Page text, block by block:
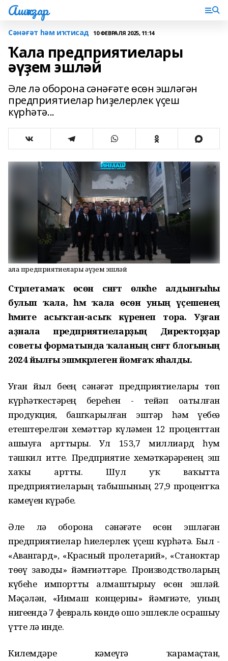
Ашҡаҙар
Сәнәғәт һәм иҡтисад 10 ФЕВРАЛЯ 2025, 11:14
Ҡала предприятиелары
әүҙем эшләй
Әле лә оборона сәнәғәте өсөн эшләгән
предприятиелар һиҙелерлек үҫеш
күрһәтә...
Ҡала предприятиелары әүҙем эшләй
Стәрлетамаҡ өсөн сәнәғәт өлкәһе алдынғыһы
булып ҡала, һәм ҡала өсөн уның үҫешенең
әһәмиәте асыҡтан-асыҡ күренеп тора. Уҙған
аҙнала предприятиеларҙың Директорҙар
советы форматында ҡаланың сәнәғәт блогының
2024 йылғы эшмәкәрлегенә йомғаҡ яһалды.
Уҙған йыл беҙҙең сәнәғәт предприятиелары төп
күрһәткестәрҙең береһен - тейәп оҙатылған
продукция, башҡарылған эштәр һәм үҙебеҙҙә
етештерелгән хеҙмәттәр күләмен 12 проценттан
ашыуға арттырҙы. Ул 153,7 миллиард һум
тәшкил итте. Предприятие хеҙмәткәрҙәренең эш
хаҡы артты. Шул уҡ ваҡытта
предприятиеларҙың табышының 27,9 процентҡа
кәмеүен күрәбеҙ.
Әле лә оборона сәнәғәте өсөн эшләгән
предприятиелар һиҙелерлек үҫеш күрһәтә. Был -
«Авангард», «Красный пролетарий», «Станоктар
төҙөү заводы» йәмғиәттәре. Производстволарҙың
күбеһе импортты алмаштырыу өсөн эшләй.
Мәҫәлән, «Инмаш концерны» йәмғиәте, уның
нигеҙендә 7 февраль көндө ошо эшлекле осрашыу
үтте лә инде.
Килемдәре кәмеүгә ҡарамаҫтан,